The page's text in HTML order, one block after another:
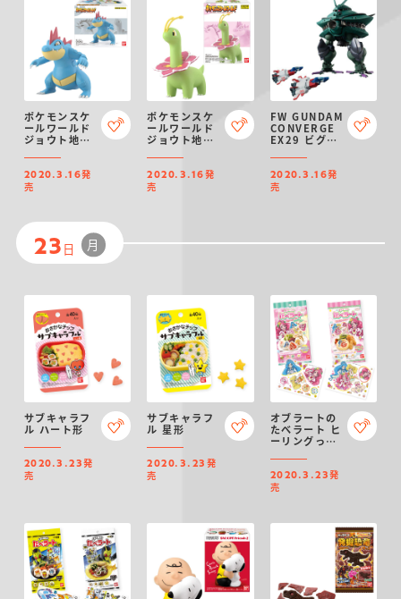
ポケモンスケ
ールワールド
ジョウト地方
2020.3.16発
売
ポケモンスケ
ールワールド
ジョウト地方
2020.3.16発
売
FW GUNDAM
CONVERGE
EX29 ビグ・
ブースター
2020.3.16発
売
23 日 月
サブキャラフ
ル ハート形
2020.3.23発
売
サブキャラフ
ル 星形
2020.3.23 発
売
オブラートの
たべラート ヒ
ーリングっど
2020.3.23発
売